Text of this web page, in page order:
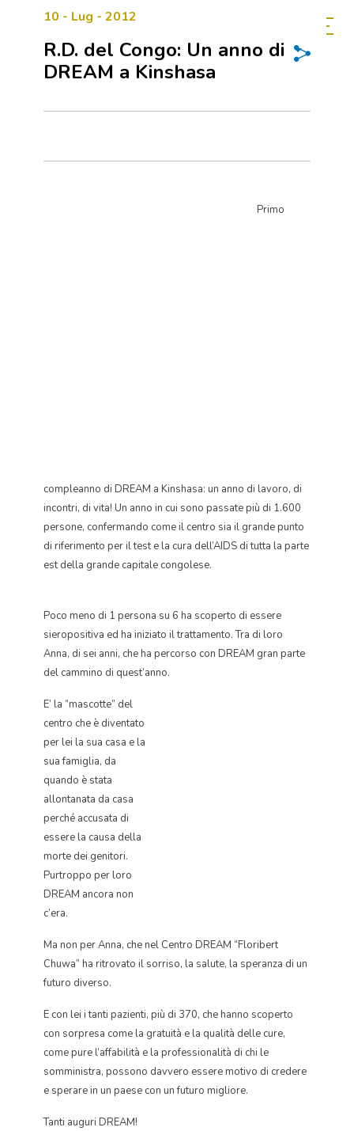
10 - Lug - 2012
R.D. del Congo: Un anno di
DREAM a Kinshasa
Primo
compleanno di DREAM a Kinshasa: un anno di lavoro, di
incontri, di vita! Un anno in cui sono passate più di 1.600
persone, confermando come il centro sia il grande punto
di riferimento per il test e la cura dell’AIDS di tutta la parte
est della grande capitale congolese.
Poco meno di 1 persona su 6 ha scoperto di essere
sieropositiva ed ha iniziato il trattamento. Tra di loro
Anna, di sei anni, che ha percorso con DREAM gran parte
del cammino di quest’anno.
E’ la “mascotte” del
centro che è diventato
per lei la sua casa e la
sua famiglia, da
quando è stata
allontanata da casa
perché accusata di
essere la causa della
morte dei genitori.
Purtroppo per loro
DREAM ancora non
c’era.
Ma non per Anna, che nel Centro DREAM “Floribert
Chuwa” ha ritrovato il sorriso, la salute, la speranza di un
futuro diverso.
E con lei i tanti pazienti, più di 370, che hanno scoperto
con sorpresa come la gratuità e la qualità delle cure,
come pure l’affabilità e la professionalità di chi le
somministra, possono davvero essere motivo di credere
e sperare in un paese con un futuro migliore.
Tanti auguri DREAM!